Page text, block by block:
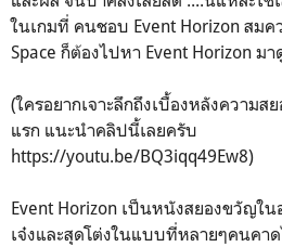
ในเกมที่ คนชอบ Event Horizon สม
Space ก็ต้องไปหา Event Horizon ม
(ใครอยากเจาะลึกถึงเบื้องหลังความส
แรก แนะนำคลิปนี้เลยครับ
https://youtu.be/BQ3iqq49Ew8)
Event Horizon เป็นหนังสยองขวัญใ
เจ๋งและสุดโต่งในแบบที่หลายๆคนคา